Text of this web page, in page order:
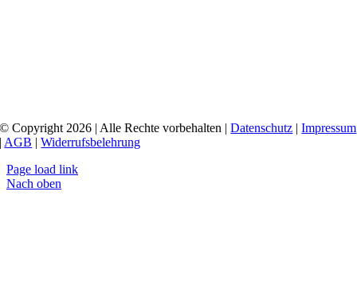
© Copyright 2026 | Alle Rechte vorbehalten |Datenschutz |Impressum
| AGB |Widerrufsbelehrung
Page load link
Nach oben